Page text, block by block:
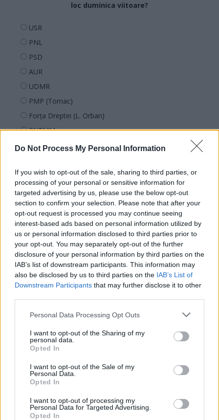
Do Not Process My Personal Information
If you wish to opt-out of the sale, sharing to third parties, or
processing of your personal or sensitive information for
targeted advertising by us, please use the below opt-out
section to confirm your selection. Please note that after your
opt-out request is processed you may continue seeing
interest-based ads based on personal information utilized by
us or personal information disclosed to third parties prior to
your opt-out. You may separately opt-out of the further
disclosure of your personal information by third parties on the
IAB’s list of downstream participants. This information may
also be disclosed by us to third parties on the IAB’s List of
Downstream Participants that may further disclose it to other
Personal Data Processing Opt Outs
I want to opt-out of the Sharing of my
personal data.
Opted In
I want to opt-out of the Sale of my
Personal Data.
Opted In
I want to opt-out of processing my
Personal Data for Targeted Advertising.
Opted In
loc duminica viitoare?
USR
PNL
PSD
AUR
UDMR
PMP (Tomac)
Forța Dreptei (L. Orban)
PNȚMM
REPER
SOS (Șoșoacă)
POT (Gavrilă)
PACE (Peia)
Acțiunea Conservatoare (Târziu)
PDF (Lazarus)
PUSL (D. Voiculescu)
PNȚCD (Pavelescu)
PNCR (Terheș)
Partidul Patrioților (Surugiu)
România pe Primul Loc (Ponta)
Altul
Arată rezultatele
Arhiva sondajelor